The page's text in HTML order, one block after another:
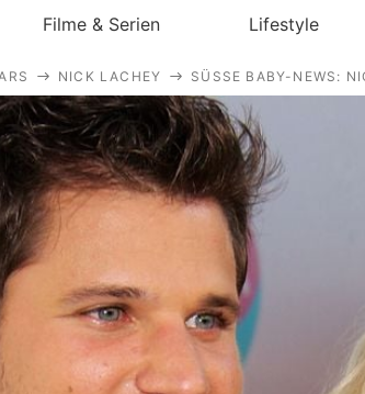
Royals
Stars
Filme & Serien
Lifestyle
Familie & Liebe
Promiflash Exklusiv
Alle Themen auf
Filme & Serien Lifestyle
NICK LACHEY SÜSSE BABY-NEWS: